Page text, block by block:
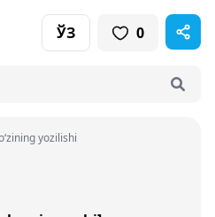
ЎЗ 0
yozilishi